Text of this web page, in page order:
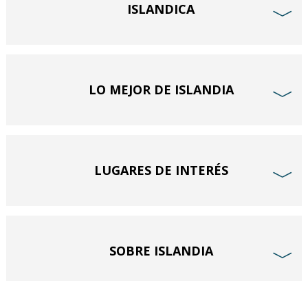
ISLANDICA ﹀
LO MEJOR DE ISLANDIA ﹀
LUGARES DE INTERÉS ﹀
SOBRE ISLANDIA ﹀